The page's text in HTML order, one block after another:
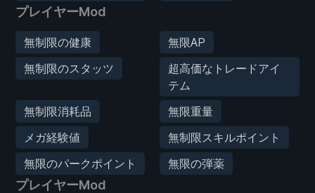
プレイヤーMod
無制限の健康
無限AP
無制限のスタッツ
超高価なトレードアイ
テム
無制限消耗品
無限重量
メガ経験値
無制限スキルポイント
無限のパークポイント
無限の弾薬
プレイヤーMod